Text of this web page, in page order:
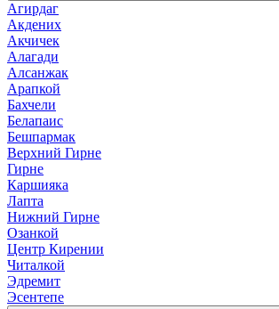
Агирдаг
Акдених
Акчичек
Алагади
Алсанжак
Арапкой
Бахчели
Белапаис
Бешпармак
Верхний Гирне
Гирне
Каршияка
Лапта
Нижний Гирне
Озанкой
Центр Кирении
Читалкой
Эдремит
Эсентепе